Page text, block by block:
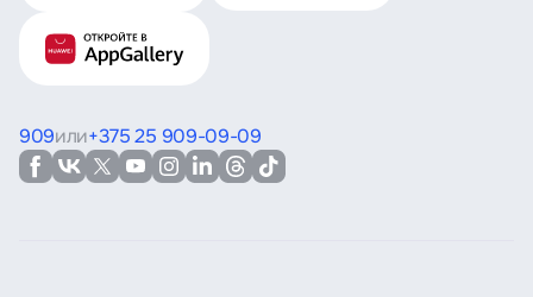
909или+375 25 909-09-09